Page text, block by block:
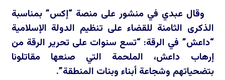
وقال عبدي في منشور على منصة “إكس” بمناسبة
الذكرى الثامنة للقضاء على تنظيم الدولة الإسلامية
“داعش” في الرقة: “تسع سنوات على تحرير الرقة من
إرهاب داعش، الملحمة التي صنعها مقاتلونا
بتضحياتهم وشجاعة أبناء وبنات المنطقة”.